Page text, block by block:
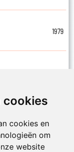
cookies
cookies en
om
website
1979